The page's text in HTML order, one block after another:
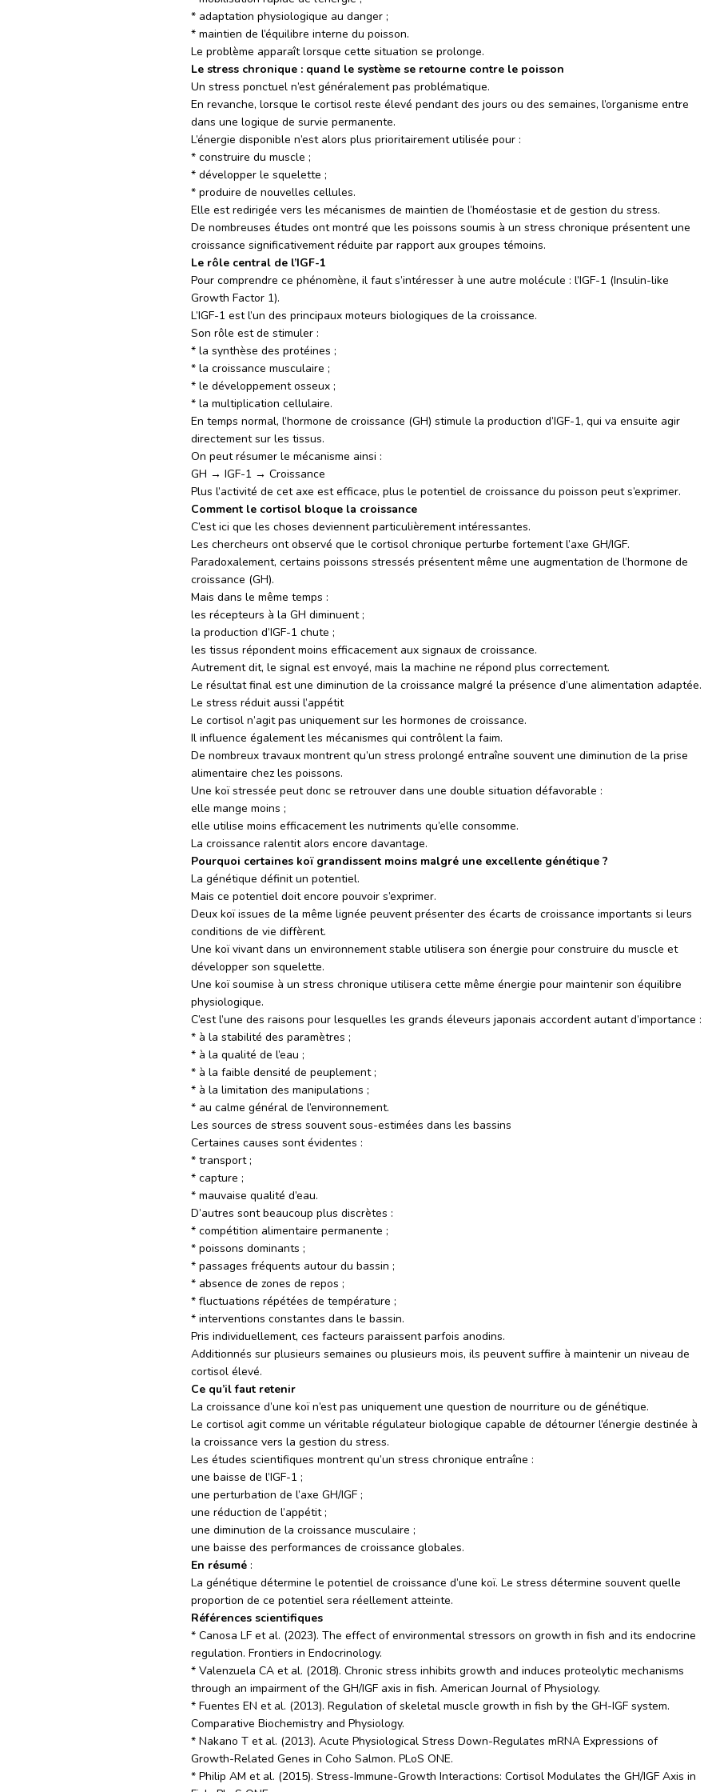
* adaptation physiologique au danger ;
* maintien de l’équilibre interne du poisson.
Le problème apparaît lorsque cette situation se prolonge.
Le stress chronique : quand le système se retourne contre le poisson
Un stress ponctuel n’est généralement pas problématique.
En revanche, lorsque le cortisol reste élevé pendant des jours ou des semaines, l’organisme entre
dans une logique de survie permanente.
L’énergie disponible n’est alors plus prioritairement utilisée pour :
* construire du muscle ;
* développer le squelette ;
* produire de nouvelles cellules.
Elle est redirigée vers les mécanismes de maintien de l’homéostasie et de gestion du stress.
De nombreuses études ont montré que les poissons soumis à un stress chronique présentent une
croissance significativement réduite par rapport aux groupes témoins.
Le rôle central de l’IGF-1
Pour comprendre ce phénomène, il faut s’intéresser à une autre molécule : l’IGF-1 (Insulin-like
Growth Factor 1).
L’IGF-1 est l’un des principaux moteurs biologiques de la croissance.
Son rôle est de stimuler :
* la synthèse des protéines ;
* la croissance musculaire ;
* le développement osseux ;
* la multiplication cellulaire.
En temps normal, l’hormone de croissance (GH) stimule la production d’IGF-1, qui va ensuite agir
directement sur les tissus.
On peut résumer le mécanisme ainsi :
GH → IGF-1 → Croissance
Plus l’activité de cet axe est efficace, plus le potentiel de croissance du poisson peut s’exprimer.
Comment le cortisol bloque la croissance
C’est ici que les choses deviennent particulièrement intéressantes.
Les chercheurs ont observé que le cortisol chronique perturbe fortement l’axe GH/IGF.
Paradoxalement, certains poissons stressés présentent même une augmentation de l’hormone de
croissance (GH).
Mais dans le même temps :
les récepteurs à la GH diminuent ;
la production d’IGF-1 chute ;
les tissus répondent moins efficacement aux signaux de croissance.
Autrement dit, le signal est envoyé, mais la machine ne répond plus correctement.
Le résultat final est une diminution de la croissance malgré la présence d’une alimentation adaptée.
Le stress réduit aussi l’appétit
Le cortisol n’agit pas uniquement sur les hormones de croissance.
Il influence également les mécanismes qui contrôlent la faim.
De nombreux travaux montrent qu’un stress prolongé entraîne souvent une diminution de la prise
alimentaire chez les poissons.
Une koï stressée peut donc se retrouver dans une double situation défavorable :
elle mange moins ;
elle utilise moins efficacement les nutriments qu’elle consomme.
La croissance ralentit alors encore davantage.
Pourquoi certaines koï grandissent moins malgré une excellente génétique ?
La génétique définit un potentiel.
Mais ce potentiel doit encore pouvoir s’exprimer.
Deux koï issues de la même lignée peuvent présenter des écarts de croissance importants si leurs
conditions de vie diffèrent.
Une koï vivant dans un environnement stable utilisera son énergie pour construire du muscle et
développer son squelette.
Une koï soumise à un stress chronique utilisera cette même énergie pour maintenir son équilibre
physiologique.
C’est l’une des raisons pour lesquelles les grands éleveurs japonais accordent autant d’importance :
* à la stabilité des paramètres ;
* à la qualité de l’eau ;
* à la faible densité de peuplement ;
* à la limitation des manipulations ;
* au calme général de l’environnement.
Les sources de stress souvent sous-estimées dans les bassins
Certaines causes sont évidentes :
* transport ;
* capture ;
* mauvaise qualité d’eau.
D’autres sont beaucoup plus discrètes :
* compétition alimentaire permanente ;
* poissons dominants ;
* passages fréquents autour du bassin ;
* absence de zones de repos ;
* fluctuations répétées de température ;
* interventions constantes dans le bassin.
Pris individuellement, ces facteurs paraissent parfois anodins.
Additionnés sur plusieurs semaines ou plusieurs mois, ils peuvent suffire à maintenir un niveau de
cortisol élevé.
Ce qu’il faut retenir
La croissance d’une koï n’est pas uniquement une question de nourriture ou de génétique.
Le cortisol agit comme un véritable régulateur biologique capable de détourner l’énergie destinée à
la croissance vers la gestion du stress.
Les études scientifiques montrent qu’un stress chronique entraîne :
une baisse de l’IGF-1 ;
une perturbation de l’axe GH/IGF ;
une réduction de l’appétit ;
une diminution de la croissance musculaire ;
une baisse des performances de croissance globales.
En résumé :
La génétique détermine le potentiel de croissance d’une koï. Le stress détermine souvent quelle
proportion de ce potentiel sera réellement atteinte.
Références scientifiques
* Canosa LF et al. (2023). The effect of environmental stressors on growth in fish and its endocrine
regulation. Frontiers in Endocrinology.
* Valenzuela CA et al. (2018). Chronic stress inhibits growth and induces proteolytic mechanisms
through an impairment of the GH/IGF axis in fish. American Journal of Physiology.
* Fuentes EN et al. (2013). Regulation of skeletal muscle growth in fish by the GH-IGF system.
Comparative Biochemistry and Physiology.
* Nakano T et al. (2013). Acute Physiological Stress Down-Regulates mRNA Expressions of
Growth-Related Genes in Coho Salmon. PLoS ONE.
* Philip AM et al. (2015). Stress-Immune-Growth Interactions: Cortisol Modulates the GH/IGF Axis in